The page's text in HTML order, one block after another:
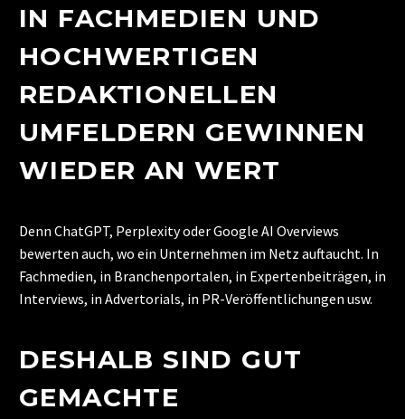
IN FACHMEDIEN UND
HOCHWERTIGEN
REDAKTIONELLEN
UMFELDERN GEWINNEN
WIEDER AN WERT
Denn ChatGPT, Perplexity oder Google AI Overviews
bewerten auch, wo ein Unternehmen im Netz auftaucht. In
Fachmedien, in Branchenportalen, in Expertenbeiträgen, in
Interviews, in Advertorials, in PR-Veröffentlichungen usw.
DESHALB SIND GUT
GEMACHTE